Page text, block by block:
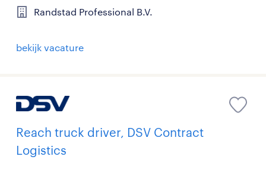
Randstad Professional B.V.
bekijk vacature
Reach truck driver, DSV Contract
Logistics